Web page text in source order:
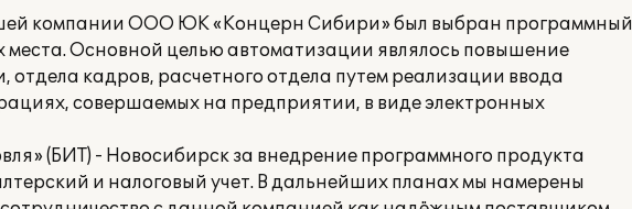
компании ООО ЮК «Концерн Сибири» был выбран программный
Основной целью автоматизации являлось повышение
кадров, расчетного отдела путем реализации ввода
совершаемых на предприятии, в виде электронных
(БИТ) - Новосибирск за внедрение программного продукта
и налоговый учет. В дальнейших планах мы намерены